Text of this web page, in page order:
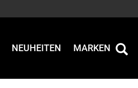
NEUHEITEN MARKEN